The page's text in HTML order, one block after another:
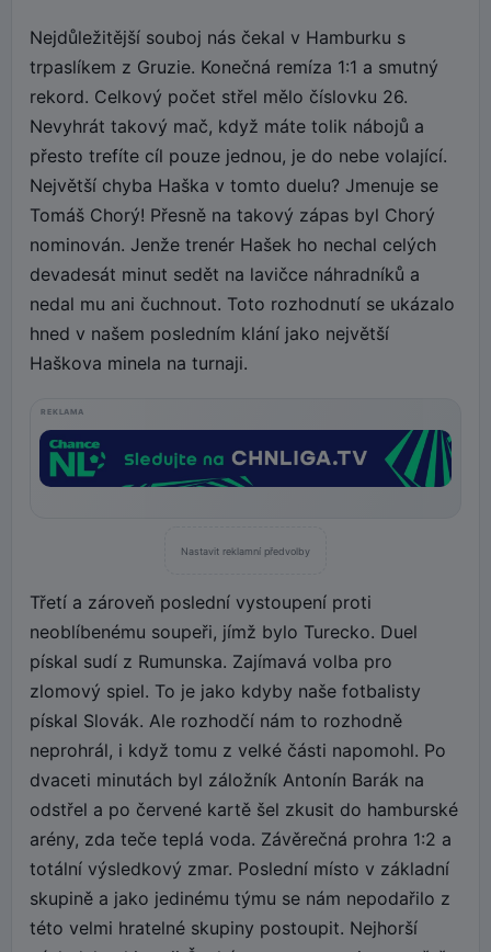
Nejdůležitější souboj nás čekal v Hamburku s
trpaslíkem z Gruzie. Konečná remíza 1:1 a smutný
rekord. Celkový počet střel mělo číslovku 26.
Nevyhrát takový mač, když máte tolik nábojů a
přesto trefíte cíl pouze jednou, je do nebe volající.
Největší chyba Haška v tomto duelu? Jmenuje se
Tomáš Chorý! Přesně na takový zápas byl Chorý
nominován. Jenže trenér Hašek ho nechal celých
devadesát minut sedět na lavičce náhradníků a
nedal mu ani čuchnout. Toto rozhodnutí se ukázalo
hned v našem posledním klání jako největší
Haškova minela na turnaji.
REKLAMA
Nastavit reklamní předvolby
Třetí a zároveň poslední vystoupení proti
neoblíbenému soupeři, jímž bylo Turecko. Duel
pískal sudí z Rumunska. Zajímavá volba pro
zlomový spiel. To je jako kdyby naše fotbalisty
pískal Slovák. Ale rozhodčí nám to rozhodně
neprohrál, i když tomu z velké části napomohl. Po
dvaceti minutách byl záložník Antonín Barák na
odstřel a po červené kartě šel zkusit do hamburské
arény, zda teče teplá voda. Závěrečná prohra 1:2 a
totální výsledkový zmar. Poslední místo v základní
skupině a jako jedinému týmu se nám nepodařilo z
této velmi hratelné skupiny postoupit. Nejhorší